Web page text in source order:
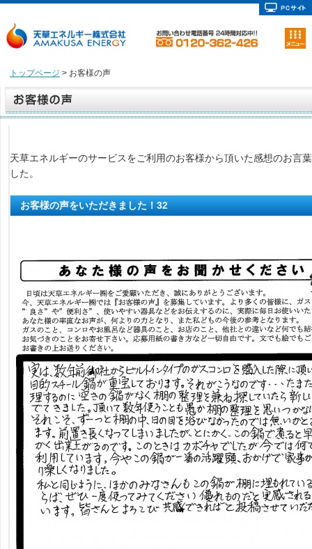
トップページ > お客様の声
天草エネルギーのサービスをご利用のお客様から頂いた感想のお言
した。
お客様の声をいただきました！32